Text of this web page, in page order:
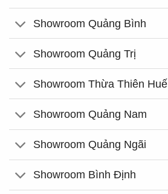
Showroom Quảng Bình
Showroom Quảng Trị
Showroom Thừa Thiên Huế
Showroom Quảng Nam
Showroom Quảng Ngãi
Showroom Bình Định